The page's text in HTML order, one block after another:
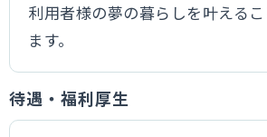
利用者様の夢の暮らしを叶える
ます。
待遇・福利厚生